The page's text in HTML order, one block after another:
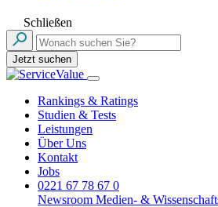
Schließen
Jetzt suchen
Rankings & Ratings
Studien & Tests
Leistungen
Über Uns
Kontakt
Jobs
0221 67 78 67 0
Newsroom Medien- &